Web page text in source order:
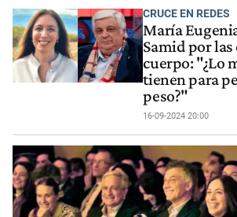
CRUCE EN REDES
María
Samid por las
cuerpo: "¿Lo
tienen para
peso?"
16-09-2024 20:00